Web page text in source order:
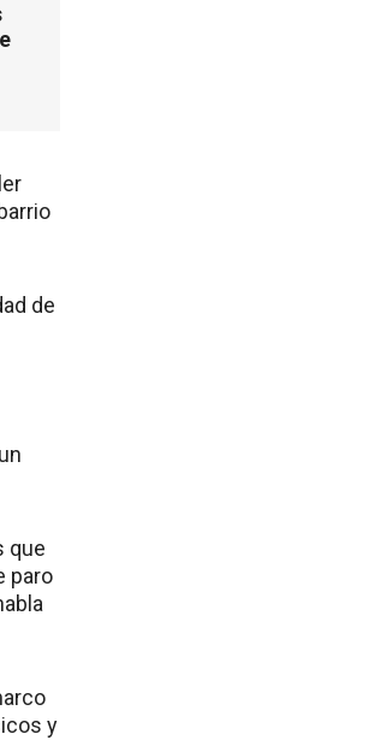
de
que
paro
y